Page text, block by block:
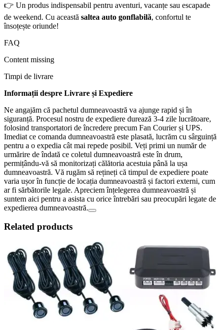
👉 Un produs indispensabil pentru aventuri, vacanțe sau escapade
de weekend. Cu această saltea auto gonflabilă, confortul te
însoțește oriunde!
FAQ
Content missing
Timpi de livrare
Informații despre Livrare și Expediere
Ne angajăm că pachetul dumneavoastră va ajunge rapid și în
siguranță. Procesul nostru de expediere durează 3-4 zile lucrătoare,
folosind transportatori de încredere precum Fan Courier și UPS.
Imediat ce comanda dumneavoastră este plasată, lucrăm cu sârguință
pentru a o expedia cât mai repede posibil. Veți primi un număr de
urmărire de îndată ce coletul dumneavoastră este în drum,
permițându-vă să monitorizați călătoria acestuia până la ușa
dumneavoastră. Vă rugăm să rețineți că timpul de expediere poate
varia ușor în funcție de locația dumneavoastră și factori externi, cum
ar fi sărbătorile legale. Apreciem înțelegerea dumneavoastră și
suntem aici pentru a asista cu orice întrebări sau preocupări legate de
expedierea dumneavoastră.
Related products